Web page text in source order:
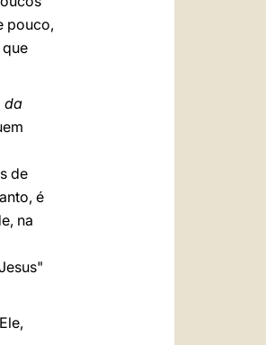
pouco,
da
de
é
na